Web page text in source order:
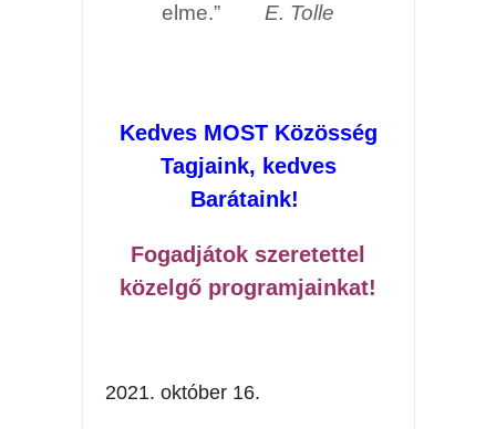
elme.”
E. Tolle
Kedves MOST Közösség
Tagjaink, kedves
Barátaink!
Fogadjátok szeretettel
közelgő programjainkat!
2021. október 16.